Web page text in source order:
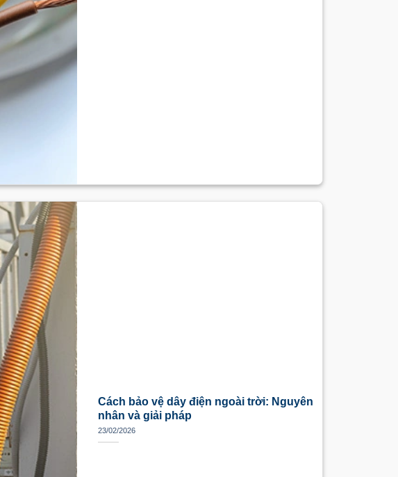
Cách bảo vệ dây điện ngoài trời: Nguyên
nhân và giải pháp
23/02/2026